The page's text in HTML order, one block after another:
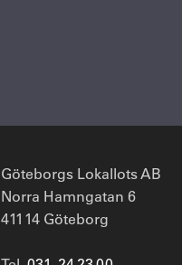
Göteborgs Lokallots AB
Norra Hamngatan 6
411 14 Göteborg